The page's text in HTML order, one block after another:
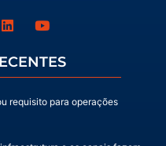
requisito para operações